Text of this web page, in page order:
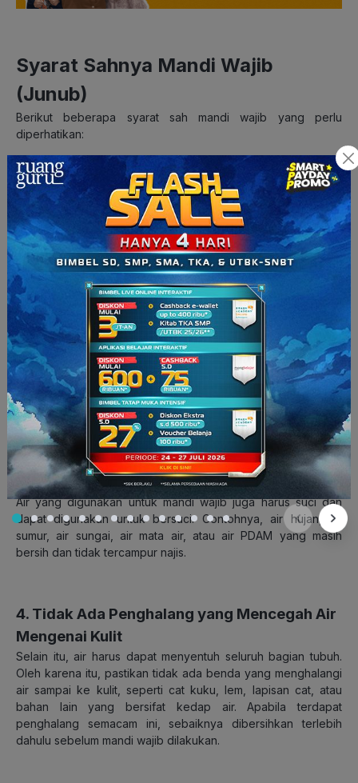
Syarat Sahnya Mandi Wajib
(Junub)
Berikut beberapa syarat sah mandi wajib yang perlu
diperhatikan:
1. Beragama Islam
Mandi wajib merupakan bagian dari ibadah yang ditujukan
kepada umat Islam. Oleh karena itu, syarat pertama sahnya
mandi wajib adalah dilakukan oleh seorang muslim.
2. Sudah Tamyiz
Tamyiz adalah kondisi ketika seseorang telah mampu
membedakan mana yang baik dan buruk serta memahami
perintah dan larangan Allah. Anak yang sudah tamyiz dapat
diajarkan tata cara mandi wajib dengan benar, sehingga
terbiasa menjaga kebersihan dan kesucian diri sejak dini.
3. Menggunakan Air yang Suci dan
Menyucikan
Air yang digunakan untuk mandi wajib juga harus suci dan
dapat digunakan untuk bersuci. Contohnya, air hujan, air
sumur, air sungai, air mata air, atau air PDAM yang masih
bersih dan tidak tercampur najis.
4. Tidak Ada Penghalang yang Mencegah Air
Mengenai Kulit
Selain itu, air harus dapat menyentuh seluruh bagian tubuh.
Oleh karena itu, pastikan tidak ada benda yang menghalangi
air sampai ke kulit, seperti cat kuku, lem, lapisan cat, atau
bahan lain yang bersifat kedap air. Apabila terdapat
penghalang semacam ini, sebaiknya dibersihkan terlebih
dahulu sebelum mandi wajib dilakukan.